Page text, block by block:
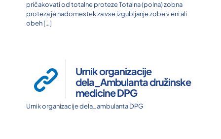
pričakovati od totalne proteze Totalna (polna) zobna
proteza je nadomestek za vse izgubljanje zobe v eni ali
obeh[…]
Urnik organizacije
dela_Ambulanta družinske
medicine DPG
Urnik organizacije dela_ambulanta DPG